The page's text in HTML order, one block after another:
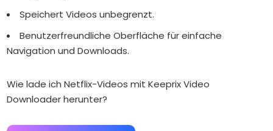
Speichert Videos unbegrenzt.
Benutzerfreundliche Oberfläche für einfache
Navigation und Downloads.
Wie lade ich Netflix-Videos mit Keeprix Video
Downloader herunter?